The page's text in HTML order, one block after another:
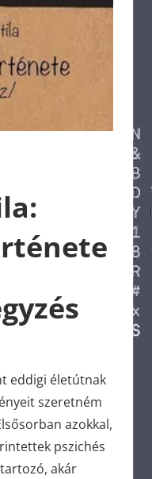
eddigi életútnak
szeretném
azokkal,
pszichés
akár